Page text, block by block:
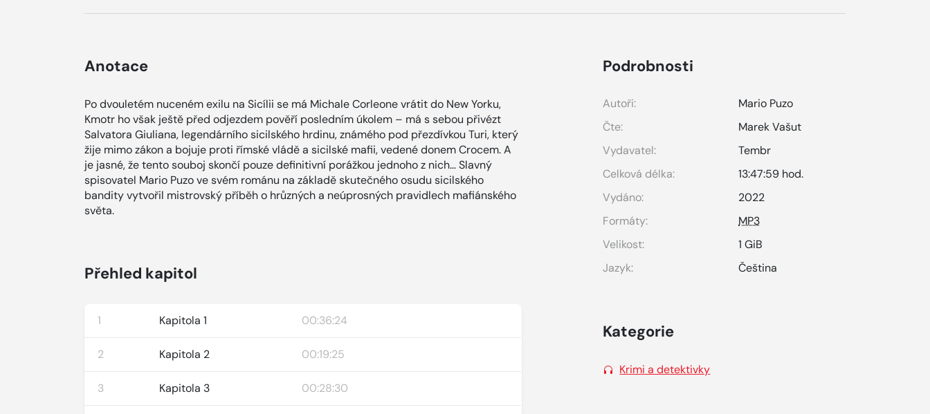
Anotace
Po dvouletém nuceném exilu na Sicílii se má Michale Corleone vrátit do New Yorku,
Kmotr ho však ještě před odjezdem pověří posledním úkolem – má s sebou přivézt
Salvatora Giuliana, legendárního sicilského hrdinu, známého pod přezdívkou Turi, který
žije mimo zákon a bojuje proti římské vládě a sicilské mafii, vedené donem Crocem. A
je jasné, že tento souboj skončí pouze definitivní porážkou jednoho z nich… Slavný
spisovatel Mario Puzo ve svém románu na základě skutečného osudu sicilského
bandity vytvořil mistrovský příběh o hrůzných a neúprosných pravidlech mafiánského
světa.
Přehled kapitol
1 Kapitola 1 00:36:24
2 Kapitola 2 00:19:25
3 Kapitola 3 00:28:30
Podrobnosti
Autoři:
Mario Puzo
Čte:
Marek Vašut
Vydavatel:
Tembr
Celková délka:
13:47:59 hod.
Vydáno:
2022
Formáty:
MP3
Velikost:
1 GiB
Jazyk:
Čeština
Kategorie
Krimi a detektivky